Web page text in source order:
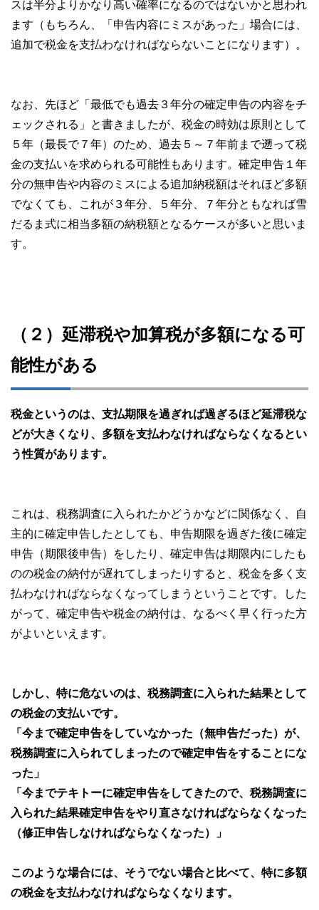
スは半分よりかなり高い確率になるのではないかと思われ
ます（もちろん、「申告内容にミスがあった」場合には、
追加で税金を支払わなければならないことになります）。
なお、先ほど「最低でも過去３年分の確定申告の内容をチ
ェックされる」と書きましたが、税金の時効は原則として
５年（最長で７年）のため、過去５～７年前まで遡って税
金の支払いを求められる可能性もあります。確定申告１年
分の無申告や内容のミスによる追加納税額はそれほど多額
でなくても、これが３年分、５年分、７年分ともなれば雪
だるま式に相当多額の納税額となるケースが多いと思いま
す。
（２）延滞税や加算税が多額になる可
能性がある
税金というのは、支払期限を過ぎれば過ぎるほど延滞税な
どが大きくなり、多額を支払わなければならなくなるとい
う性質があります。
これは、税務調査に入られたかどうかなどに関係なく、自
主的に確定申告したとしても、申告期限を過ぎた後に確定
申告（期限後申告）をしたり、確定申告は期限内にしたも
のの税金の納付が遅れてしまったりすると、税金を多く支
払わなければならなくなってしまうということです。した
がって、確定申告や税金の納付は、なるべく早く行った方
がよいといえます。
しかし、特に危ないのは、税務調査に入られた結果として
の税金の支払いです。
「今まで確定申告をしていなかった（無申告だった）が、
税務調査に入られてしまったので確定申告をすることにな
った」
「今までテキトーに確定申告をしてきたので、税務調査に
入られた結果確定申告をやり直さなければならなくなった
（修正申告しなければならなくなった）」
このような場合には、そうでない場合と比べて、特に多額
の税金を支払わなければならなくなります。